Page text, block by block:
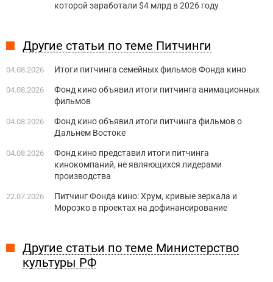
которой заработали $4 млрд в 2026 году
Другие статьи по теме Питчинги
04.08.2026 Итоги питчинга семейных фильмов Фонда кино
04.08.2026
Фонд кино объявил итоги питчинга анимационных
фильмов
04.08.2026
Фонд кино объявил итоги питчинга фильмов о
Дальнем Востоке
04.08.2026
Фонд кино представил итоги питчинга
кинокомпаний, не являющихся лидерами
производства
22.07.2026
Питчинг Фонда кино: Хрум, кривые зеркала и
Морозко в проектах на дофинансирование
Другие статьи по теме Министерство
культуры РФ